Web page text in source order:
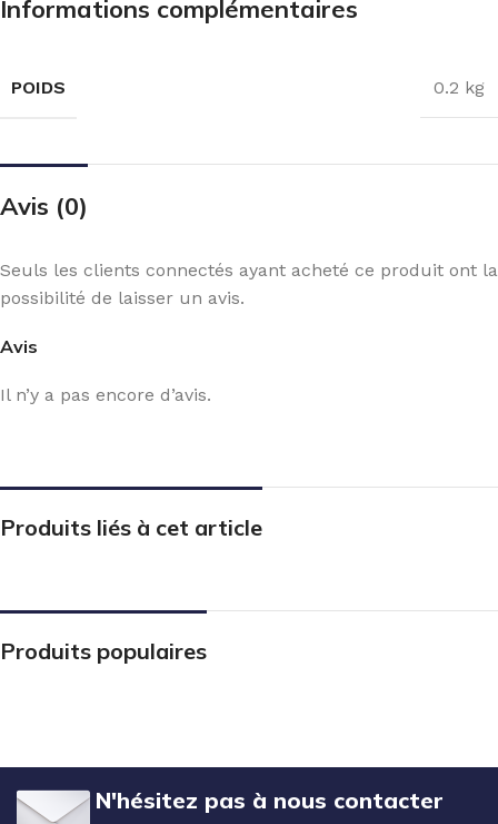
Informations complémentaires
POIDS 0.2 kg
Avis (0)
Avis
Il n’y a pas encore d’avis.
Seuls les clients connectés ayant acheté ce produit ont la
possibilité de laisser un avis.
Produits liés à cet article
Produits populaires
N'hésitez pas à nous contacter